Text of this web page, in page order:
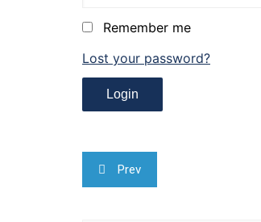
Remember me
Lost your password?
Navegação
de
Prev